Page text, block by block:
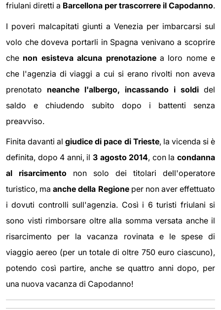
friulani diretti a Barcellona per trascorrere il Capodanno.
I poveri malcapitati giunti a Venezia per imbarcarsi sul
volo che doveva portarli in Spagna venivano a scoprire
che non esisteva alcuna prenotazionea loro nome e
che l'agenzia di viaggi a cui si erano rivolti non aveva
prenotato neanche l'albergo, incassando i soldi del
saldo e chiudendo subito dopo i battenti senza
preavviso.
Finita davanti algiudice di pace di Trieste, la vicenda si è
definita, dopo 4 anni, il 3 agosto 2014, con lacondanna
al risarcimento non solo dei titolari dell'operatore
turistico, maanche della Regioneper non aver effettuato
i dovuti controlli sull'agenzia. Così i 6 turisti friulani si
sono visti rimborsare oltre alla somma versata anche il
risarcimento per la vacanza rovinata e le spese di
viaggio aereo (per un totale di oltre 750 euro ciascuno),
potendo così partire, anche se quattro anni dopo, per
una nuova vacanza di Capodanno!